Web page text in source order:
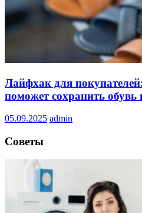
Лайфхак для
поможет сохранить обувь
05.09.2025 admin
Советы